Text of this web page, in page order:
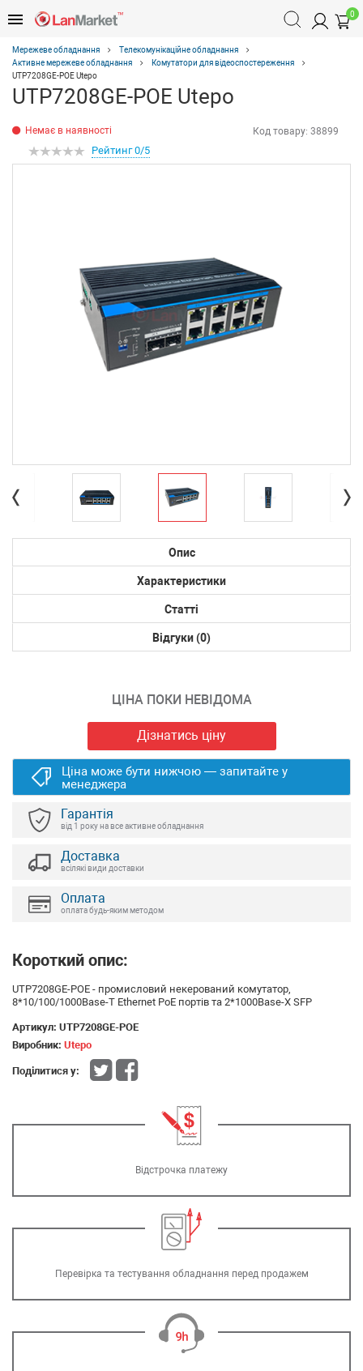
0
Мережеве обладнання
Телекомунікаційне обладнання
Активне мережеве обладнання
Комутатори для відеоспостереження
UTP7208GE-POE Utepo
UTP7208GE-POE Utepo
Немає в наявності Код товару: 38899
Рейтинг 0/5
Опис
Характеристики
Статті
Відгуки (0)
ЦІНА ПОКИ НЕВІДОМА
Дізнатись ціну
Ціна може бути нижчою — запитайте у
менеджера
Гарантія
від 1 року на все активне обладнання
Доставка
всілякі види доставки
Оплата
оплата будь-яким методом
Короткий опис:
UTP7208GE-POE - промисловий некерований комутатор,
8*10/100/1000Base-T Ethernet PoE портів та 2*1000Base-X SFP
Артикул: UTP7208GE-POE
Виробник: Utepo
Поділитися у:
Відстрочка платежу
Перевірка та тестування обладнання перед продажем